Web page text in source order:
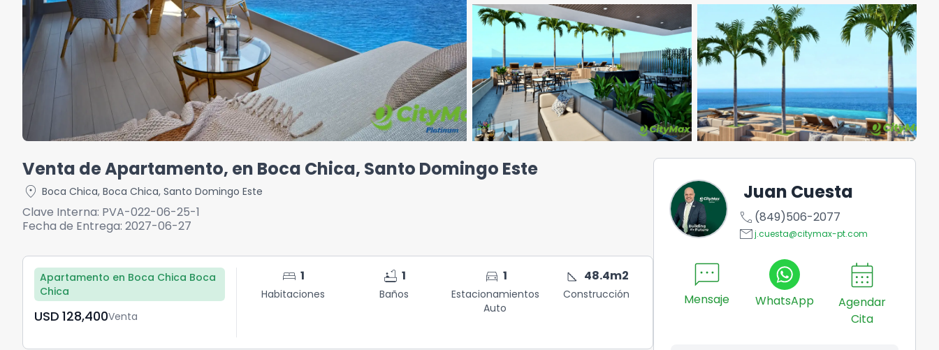
Venta de Apartamento, en Boca Chica, Santo Domingo Este
location_on Boca Chica, Boca Chica, Santo Domingo Este
Clave Interna: PVA-022-06-25-1
Fecha de Entrega: 2027-06-27
Apartamento en Boca Chica Boca
Chica
USD	128,400Venta
bed 1
Habitaciones
bathtub 1
Baños
directions_car 1
Estacionamientos
Auto
square_foot 48.4m2
Construcción
Juan Cuesta
call (849)506-2077
emailj.cuesta@citymax-pt.com
sms
Mensaje WhatsApp
calendar_month
Agendar
Cita